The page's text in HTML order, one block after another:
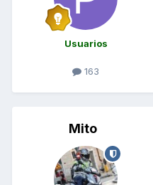
Usuarios
163
Mito